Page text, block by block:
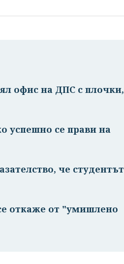
офис на ДПС с плочки,
успешно се прави на
че студентът
откаже от "умишлено